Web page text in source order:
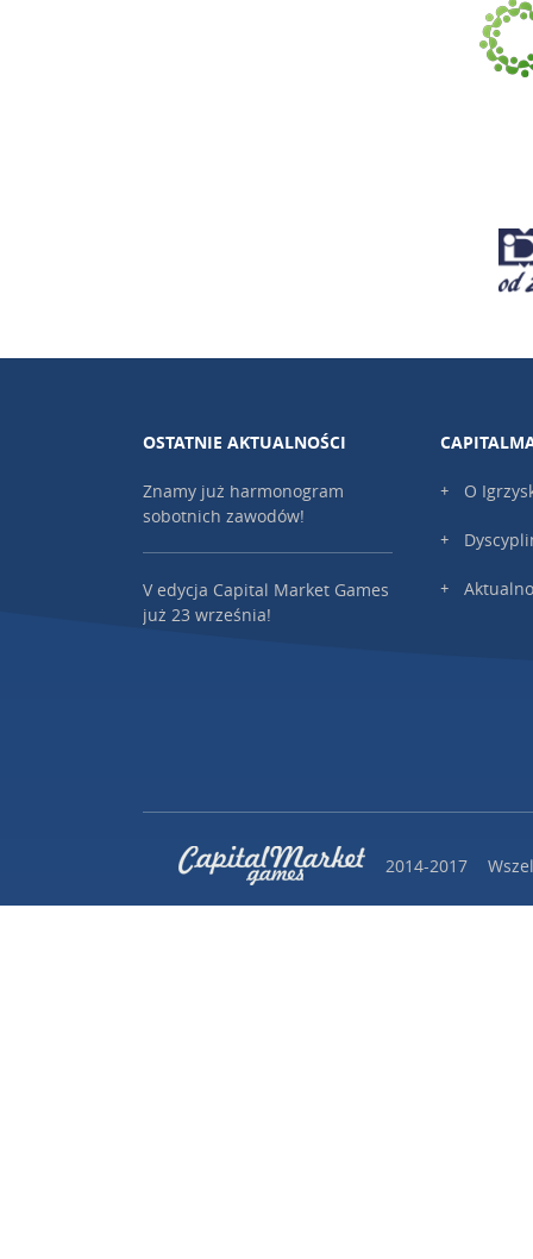
OSTATNIE AKTUALNOŚCI
Znamy już harmonogram
sobotnich zawodów!
V edycja Capital Market Games
już 23 września!
O
2014-2017